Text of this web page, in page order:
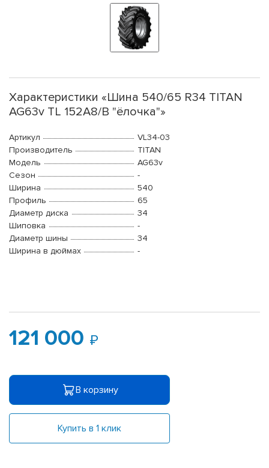
Характеристики «Шина 540/65 R34 TITAN
AG63v TL 152А8/В "ёлочка"»
Артикул
VL34-03
Производитель
TITAN
Модель
AG63v
Сезон
-
Ширина
540
Профиль
65
Диаметр диска
34
Шиповка
-
Диаметр шины
34
Ширина в дюймах
-
121 000
В корзину
Купить в 1 клик